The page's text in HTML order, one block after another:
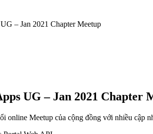
– Jan 2021 Chapter Meetup
UG – Jan 2021 Chapter
online Meetup của cộng đồng với nhiều cập